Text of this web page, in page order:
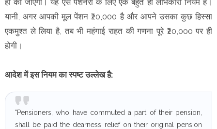
यानी, अगर आपकी मूल पेंशन ₹20,000 है और आपने उसका कुछ हिस्सा
एकमुश्त ले लिया है, तब भी महंगाई राहत की गणना पूरे ₹20,000 पर ही
होगी।
आदेश में इस नियम का स्पष्ट उल्लेख है:
"Pensioners, who have commuted a part of their pension,
shall be paid the dearness relief on their original pension